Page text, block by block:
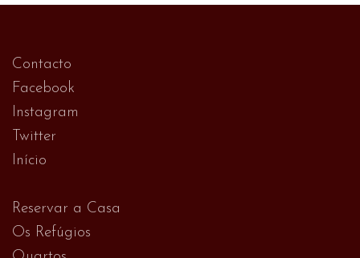
Contacto
Facebook
Instagram
Twitter
Início
Reservar a Casa
Os Refúgios